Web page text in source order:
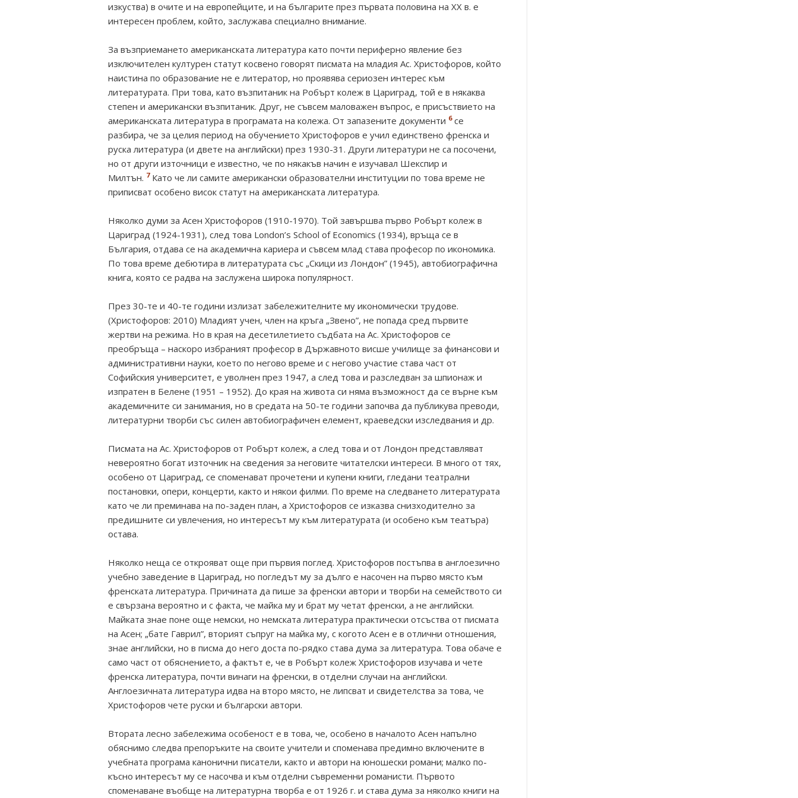
изкуства) в очите и на европейците, и на българите през първата половина на ХХ в. е
интересен проблем, който, заслужава специално внимание.
За възприемането американската литература като почти периферно явление без
изключителен културен статут косвено говорят писмата на младия Ас. Христофоров, който
наистина по образование не е литератор, но проявява сериозен интерес към
литературата. При това, като възпитаник на Робърт колеж в Цариград, той е в някаква
степен и американски възпитаник. Друг, не съвсем маловажен въпрос, е присъствието на
американската литература в програмата на колежа. От запазените документи 6се
разбира, че за целия период на обучението Христофоров е учил единствено френска и
руска литература (и двете на английски) през 1930-31. Други литератури не са посочени,
но от други източници е известно, че по някакъв начин е изучавал Шекспир и
Милтън. 7Като че ли самите американски образователни институции по това време не
приписват особено висок статут на американската литература.
Няколко думи за Асен Христофоров (1910-1970). Той завършва първо Робърт колеж в
Цариград (1924-1931), след това London’s School of Economics (1934), връща се в
България, отдава се на академична кариера и съвсем млад става професор по икономика.
По това време дебютира в литературата със „Скици из Лондон” (1945), автобиографична
книга, която се радва на заслужена широка популярност.
През 30-те и 40-те години излизат забележителните му икономически трудове.
(Христофоров: 2010) Младият учен, член на кръга „Звено”, не попада сред първите
жертви на режима. Но в края на десетилетието съдбата на Ас. Христофоров се
преобръща – наскоро избраният професор в Държавното висше училище за финансови и
административни науки, което по негово време и с негово участие става част от
Софийския университет, е уволнен през 1947, а след това и разследван за шпионаж и
изпратен в Белене (1951 – 1952). До края на живота си няма възможност да се върне към
академичните си занимания, но в средата на 50-те години започва да публикува преводи,
литературни творби със силен автобиографичен елемент, краеведски изследвания и др.
Писмата на Ас. Христофоров от Робърт колеж, а след това и от Лондон представляват
невероятно богат източник на сведения за неговите читателски интереси. В много от тях,
особено от Цариград, се споменават прочетени и купени книги, гледани театрални
постановки, опери, концерти, както и някои филми. По време на следването литературата
като че ли преминава на по-заден план, а Христофоров се изказва снизходително за
предишните си увлечения, но интересът му към литературата (и особено към театъра)
остава.
Няколко неща се открояват още при първия поглед. Христофоров постъпва в англоезично
учебно заведение в Цариград, но погледът му за дълго е насочен на първо място към
френската литература. Причината да пише за френски автори и творби на семейството си
е свързана вероятно и с факта, че майка му и брат му четат френски, а не английски.
Майката знае поне още немски, но немската литература практически отсъства от писмата
на Асен; „бате Гаврил”, вторият съпруг на майка му, с когото Асен е в отлични отношения,
знае английски, но в писма до него доста по-рядко става дума за литература. Това обаче е
само част от обяснението, а фактът е, че в Робърт колеж Христофоров изучава и чете
френска литература, почти винаги на френски, в отделни случаи на английски.
Англоезичната литература идва на второ място, не липсват и свидетелства за това, че
Христофоров чете руски и български автори.
Втората лесно забележима особеност е в това, че, особено в началото Асен напълно
обяснимо следва препоръките на своите учители и споменава предимно включените в
учебната програма канонични писатели, както и автори на юношески романи; малко по-
късно интересът му се насочва и към отделни съвременни романисти. Първото
споменаване въобще на литературна творба е от 1926 г. и става дума за няколко книги на